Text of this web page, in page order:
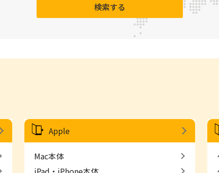
検索する
Apple
Mac本体